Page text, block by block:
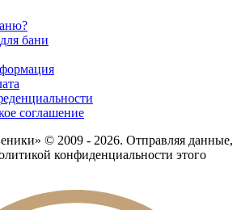
бани
соглашение
© 2009 - 2026. Отправляя данные,
конфиденциальности этого